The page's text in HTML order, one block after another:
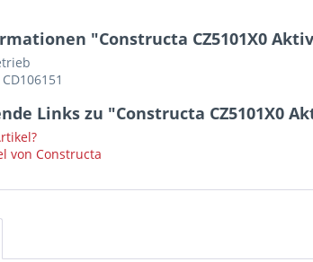
"Constructa CZ5101X0
Links zu "Constructa CZ5101X0
von Constructa